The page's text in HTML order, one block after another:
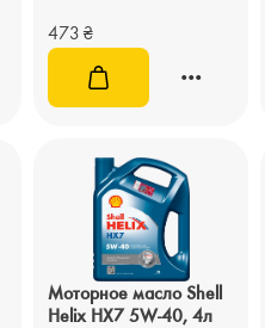
473₴
Моторное масло Shell
Helix HX7 5W-40, 4л